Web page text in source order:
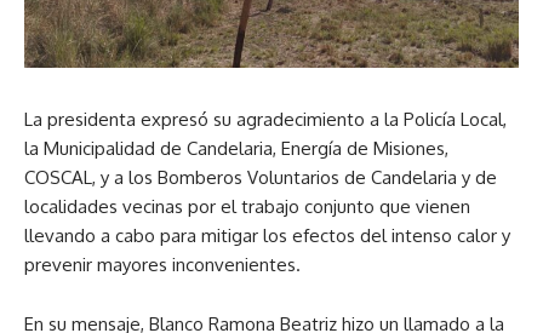
La presidenta expresó su agradecimiento a la Policía Local,
la Municipalidad de Candelaria, Energía de Misiones,
COSCAL, y a los Bomberos Voluntarios de Candelaria y de
localidades vecinas por el trabajo conjunto que vienen
llevando a cabo para mitigar los efectos del intenso calor y
prevenir mayores inconvenientes.
En su mensaje, Blanco Ramona Beatriz hizo un llamado a la